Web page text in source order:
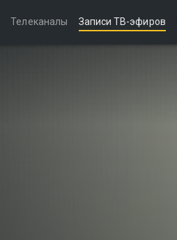
Телеканалы Записи ТВ-эфиров